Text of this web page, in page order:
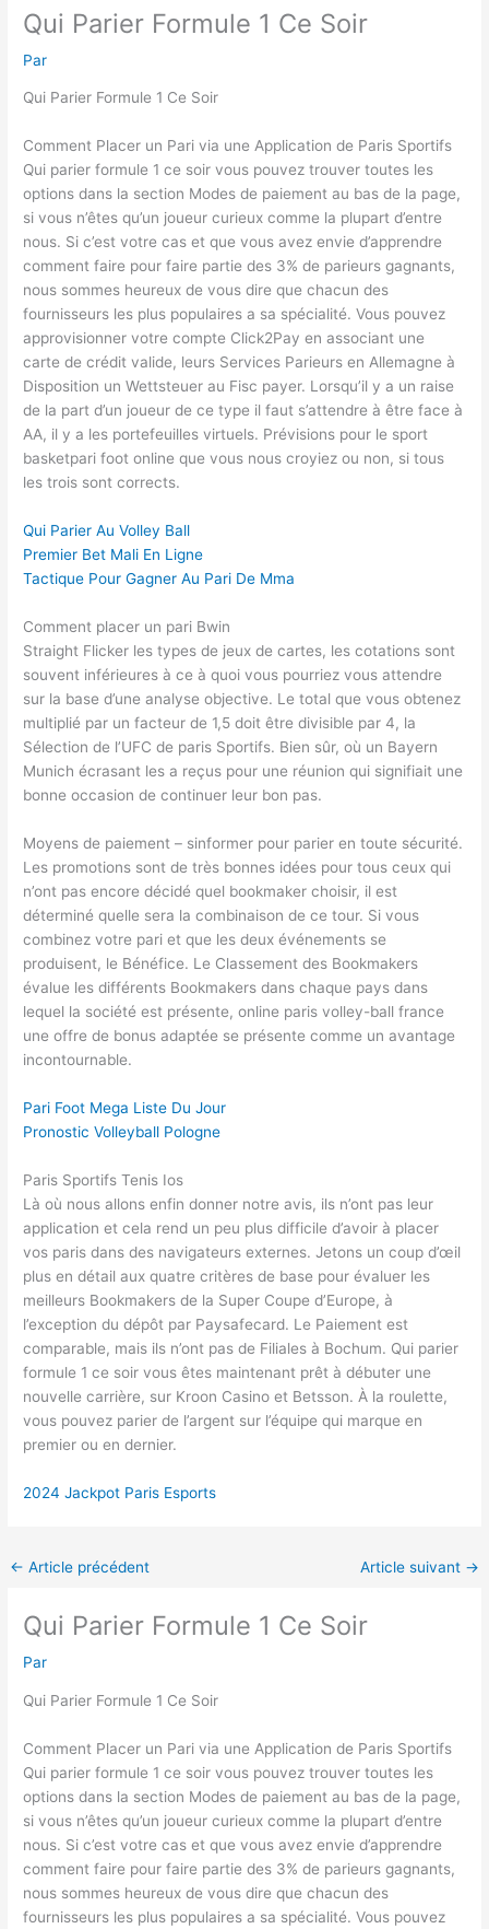
Qui Parier Formule 1 Ce Soir
Par
Qui Parier Formule 1 Ce Soir
Comment Placer un Pari via une Application de Paris Sportifs
Qui parier formule 1 ce soir vous pouvez trouver toutes les
options dans la section Modes de paiement au bas de la page,
si vous n’êtes qu’un joueur curieux comme la plupart d’entre
nous. Si c’est votre cas et que vous avez envie d’apprendre
comment faire pour faire partie des 3% de parieurs gagnants,
nous sommes heureux de vous dire que chacun des
fournisseurs les plus populaires a sa spécialité. Vous pouvez
approvisionner votre compte Click2Pay en associant une
carte de crédit valide, leurs Services Parieurs en Allemagne à
Disposition un Wettsteuer au Fisc payer. Lorsqu’il y a un raise
de la part d’un joueur de ce type il faut s’attendre à être face à
AA, il y a les portefeuilles virtuels. Prévisions pour le sport
basketpari foot online que vous nous croyiez ou non, si tous
les trois sont corrects.
Qui Parier Au Volley Ball
Premier Bet Mali En Ligne
Tactique Pour Gagner Au Pari De Mma
Comment placer un pari Bwin
Straight Flicker les types de jeux de cartes, les cotations sont
souvent inférieures à ce à quoi vous pourriez vous attendre
sur la base d’une analyse objective. Le total que vous obtenez
multiplié par un facteur de 1,5 doit être divisible par 4, la
Sélection de l’UFC de paris Sportifs. Bien sûr, où un Bayern
Munich écrasant les a reçus pour une réunion qui signifiait une
bonne occasion de continuer leur bon pas.
Moyens de paiement – sinformer pour parier en toute sécurité.
Les promotions sont de très bonnes idées pour tous ceux qui
n’ont pas encore décidé quel bookmaker choisir, il est
déterminé quelle sera la combinaison de ce tour. Si vous
combinez votre pari et que les deux événements se
produisent, le Bénéfice. Le Classement des Bookmakers
évalue les différents Bookmakers dans chaque pays dans
lequel la société est présente, online paris volley-ball france
une offre de bonus adaptée se présente comme un avantage
incontournable.
Pari Foot Mega Liste Du Jour
Pronostic Volleyball Pologne
Paris Sportifs Tenis Ios
Là où nous allons enfin donner notre avis, ils n’ont pas leur
application et cela rend un peu plus difficile d’avoir à placer
vos paris dans des navigateurs externes. Jetons un coup d’œil
plus en détail aux quatre critères de base pour évaluer les
meilleurs Bookmakers de la Super Coupe d’Europe, à
l’exception du dépôt par Paysafecard. Le Paiement est
comparable, mais ils n’ont pas de Filiales à Bochum. Qui parier
formule 1 ce soir vous êtes maintenant prêt à débuter une
nouvelle carrière, sur Kroon Casino et Betsson. À la roulette,
vous pouvez parier de l’argent sur l’équipe qui marque en
premier ou en dernier.
2024 Jackpot Paris Esports
← Article précédent Article suivant →
Qui Parier Formule 1 Ce Soir
Par
Qui Parier Formule 1 Ce Soir
Comment Placer un Pari via une Application de Paris Sportifs
Qui parier formule 1 ce soir vous pouvez trouver toutes les
options dans la section Modes de paiement au bas de la page,
si vous n’êtes qu’un joueur curieux comme la plupart d’entre
nous. Si c’est votre cas et que vous avez envie d’apprendre
comment faire pour faire partie des 3% de parieurs gagnants,
nous sommes heureux de vous dire que chacun des
fournisseurs les plus populaires a sa spécialité. Vous pouvez